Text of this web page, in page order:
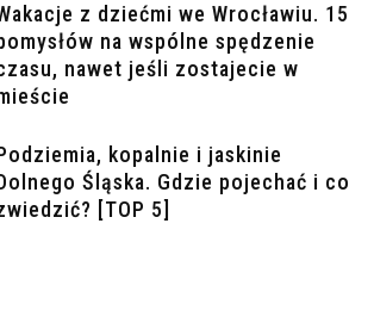
z dziećmi we Wrocławiu. 15
na wspólne spędzenie
nawet jeśli zostajecie w
kopalnie i jaskinie
Śląska. Gdzie pojechać i co
[TOP 5]